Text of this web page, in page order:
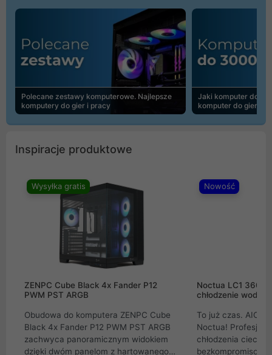
Polecane zestawy komputerowe. Najlepsze
komputery do gier i pracy
Jaki komputer do
komputer do gier |
Inspiracje produktowe
Wysyłka gratis
ZENPC Cube Black 4x Fander P12
PWM PST ARGB
Obudowa do komputera ZENPC Cube
Black 4x Fander P12 PWM PST ARGB
zachwyca panoramicznym widokiem
dzięki dwóm panelom z hartowanego
Nowość
Noctua LC1
chłodzenie wodne
To już czas. AIO
Noctua!
chłodzenia cieczą